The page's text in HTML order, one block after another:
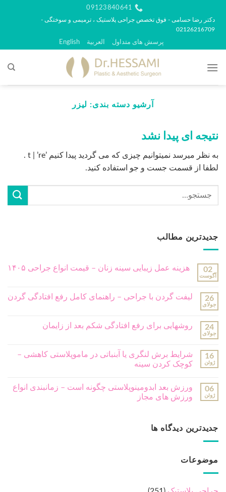
محتوا
09123840641
دکتر رضا حسامی - فوق تخصص جراحی پلاستیک ، ترمیمی و سوختگی -
02126216709
پرسش های متداول العربية English
آرشیو دسته بندی: لیزر
نتیجه ای پیدا نشد
به نظر میرسد نمیتوانیم چیزی که می گردید پیدا کنیم ’t | ’re .
لطفا از قسمت جست و جو استفاده کنید.
جدیدترین مطالب
02
آگوست
هزینه عمل زیبایی سینه زنان – قیمت انواع جراحی ۱۴۰۵
26
جولای
لیفت گردن با جراحی – راهنمای کامل رفع افتادگی گردن
24
جولای
روشهایی برای رفع افتادگی شکم بعد از زایمان
16
ژوئن
شرایط برش لنگری یا آبنباتی در ماموپلاستی کاهشی –
کوچک کردن سینه
06
ژوئن
ورزش بعد ابدومینوپلاستی چگونه است – زمانبندی انواع
ورزش های مجاز
جدیدترین دیدگاه ها
موضوعات